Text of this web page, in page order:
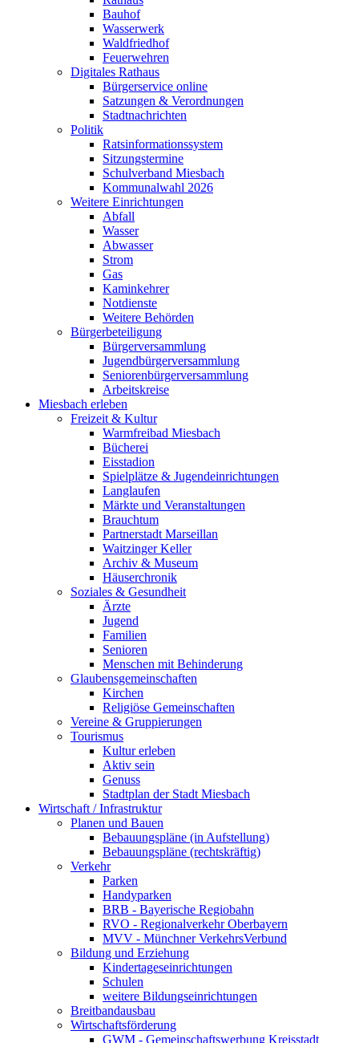
Bauhof
Wasserwerk
Waldfriedhof
Feuerwehren
Digitales Rathaus
Bürgerservice online
Satzungen & Verordnungen
Stadtnachrichten
Politik
Ratsinformationssystem
Sitzungstermine
Schulverband Miesbach
Kommunalwahl 2026
Weitere Einrichtungen
Abfall
Wasser
Abwasser
Strom
Gas
Kaminkehrer
Notdienste
Weitere Behörden
Bürgerbeteiligung
Bürgerversammlung
Jugendbürgerversammlung
Seniorenbürgerversammlung
Arbeitskreise
Miesbach erleben
Freizeit & Kultur
Warmfreibad Miesbach
Bücherei
Eisstadion
Spielplätze & Jugendeinrichtungen
Langlaufen
Märkte und Veranstaltungen
Brauchtum
Partnerstadt Marseillan
Waitzinger Keller
Archiv & Museum
Häuserchronik
Soziales & Gesundheit
Ärzte
Jugend
Familien
Senioren
Menschen mit Behinderung
Glaubensgemeinschaften
Kirchen
Religiöse Gemeinschaften
Vereine & Gruppierungen
Tourismus
Kultur erleben
Aktiv sein
Genuss
Stadtplan der Stadt Miesbach
Wirtschaft / Infrastruktur
Planen und Bauen
Bebauungspläne (in Aufstellung)
Bebauungspläne (rechtskräftig)
Verkehr
Parken
Handyparken
BRB - Bayerische Regiobahn
RVO - Regionalverkehr Oberbayern
MVV - Münchner VerkehrsVerbund
Bildung und Erziehung
Kindertageseinrichtungen
Schulen
weitere Bildungseinrichtungen
Breitbandausbau
Wirtschaftsförderung
GWM - Gemeinschaftswerbung Kreisstadt